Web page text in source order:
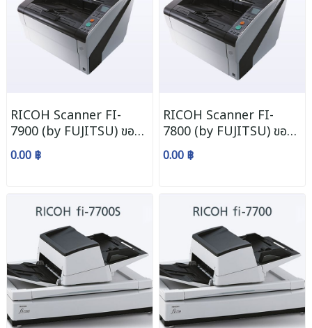
RICOH Scanner FI-
7900 (by FUJITSU) ขอ
ราคา CALL
0.00 ฿
RICOH Scanner FI-
7800 (by FUJITSU) ขอ
ราคา CALL
0.00 ฿